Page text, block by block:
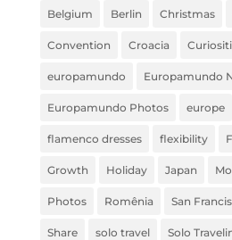
Belgium Berlin Christmas
Convention Croacia
europamundo Europamundo
Europamundo Photos europe
flamenco dresses flexibility
Growth Holiday Japan
Photos Romênia San
Share solo travel Solo